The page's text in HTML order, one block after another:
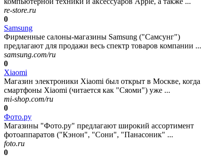
re-store.ru
0
Samsung
Фирменные салоны-магазины Samsung ("Самсунг")
предлагают для продажи весь спектр товаров компании ...
samsung.com/ru
0
Xiaomi
Магазин электроники Xiaomi был открыт в Москве, когда
смартфоны Xiaomi (читается как "Сяоми") уже ...
mi-shop.com/ru
0
Фото.ру
Магазины "Фото.ру" предлагают широкий ассортимент
фотоаппаратов ("Кэнон", "Сони", "Панасоник" ...
foto.ru
0